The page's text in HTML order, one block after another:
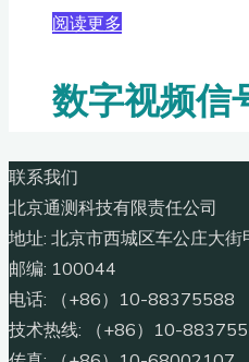
阅读更多
数字视频信
联系我们
北京通测科技有限责任公司
地址: 北京市西城区车公庄大
邮编: 100044
电话: （+86）10-88375588
技术热线: （+86）10-